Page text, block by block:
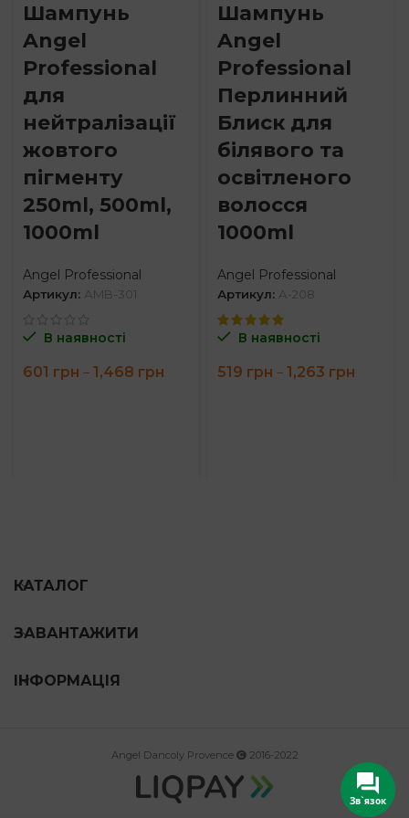
Шампунь
Angel
Professional
для
нейтралізації
жовтого
пігменту
250ml, 500ml,
1000ml
Angel Professional
Артикул: AMB-301
В наявності
601 грн – 1,468 грн
Шампунь
Angel
Professional
Перлинний
Блиск для
білявого та
освітленого
волосся
1000ml
Angel Professional
Артикул: A-208
В наявності
519 грн – 1,263 грн
КАТАЛОГ
ЗАВАНТАЖИТИ
ІНФОРМАЦІЯ
Angel Dancoly Provence 2016-2022
Зв`язок